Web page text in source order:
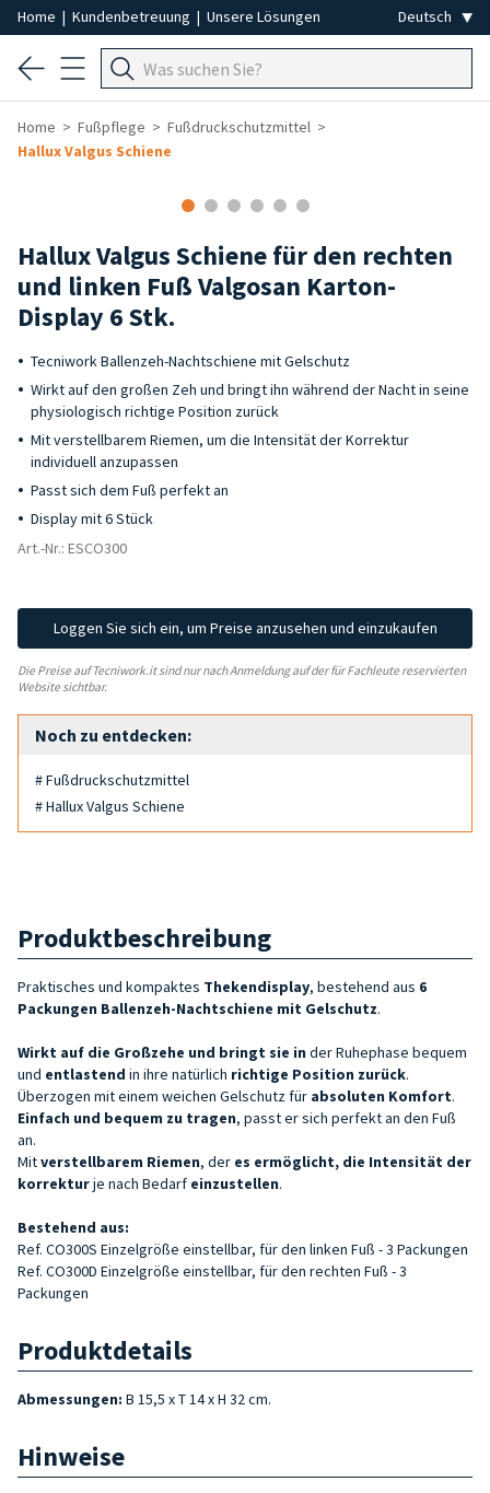
Home | Kundenbetreuung | Unsere Lösungen
Home Fußpflege
Fußdruckschutzmittel
Hallux Valgus Schiene
Hallux Valgus Schiene für den rechten
und linken Fuß Valgosan Karton-
Display 6 Stk.
Tecniwork Ballenzeh-Nachtschiene mit Gelschutz
Wirkt auf den großen Zeh und bringt ihn während der Nacht in seine
physiologisch richtige Position zurück
Mit verstellbarem Riemen, um die Intensität der Korrektur
individuell anzupassen
Passt sich dem Fuß perfekt an
Display mit 6 Stück
Art.-Nr.: ESCO300
Loggen Sie sich ein, um Preise anzusehen und einzukaufen
Die Preise auf Tecniwork.it sind nur nach Anmeldung auf der für Fachleute reservierten
Website sichtbar.
Noch zu entdecken:
# Fußdruckschutzmittel
# Hallux Valgus Schiene
Produktbeschreibung
Praktisches und kompaktes Thekendisplay, bestehend aus 6
Packungen Ballenzeh-Nachtschiene mit Gelschutz.
Wirkt auf die Großzehe und bringt sie in der Ruhephase bequem
und entlastend in ihre natürlich richtige Position zurück.
Überzogen mit einem weichen Gelschutz für absoluten Komfort.
Einfach und bequem zu tragen, passt er sich perfekt an den Fuß
an.
Mitverstellbarem Riemen, der es ermöglicht, die Intensität der
korrekturje nach Bedarf einzustellen.
Bestehend aus:
Ref. CO300S Einzelgröße einstellbar, für den linken Fuß - 3 Packungen
Ref. CO300D Einzelgröße einstellbar, für den rechten Fuß - 3
Packungen
Produktdetails
Abmessungen: B 15,5 x T 14 x H 32 cm.
Hinweise